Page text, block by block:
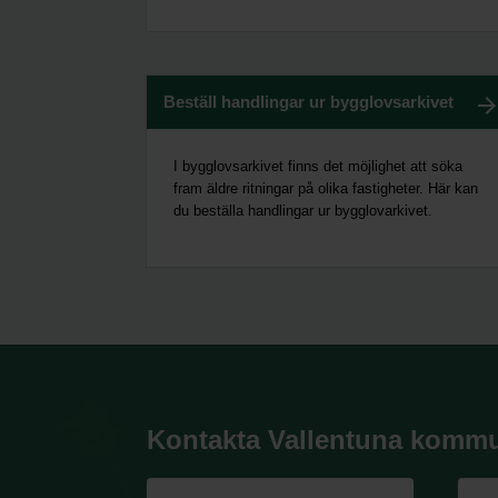
Beställ handlingar ur bygglovsarkivet
I bygglovsarkivet finns det möjlighet att söka
fram äldre ritningar på olika fastigheter. Här kan
du beställa handlingar ur bygglovarkivet.
Kontakta Vallentuna